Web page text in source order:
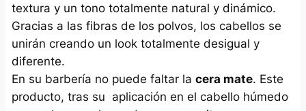
textura y un tono totalmente natural y dinámico.
Gracias a las fibras de los polvos, los cabellos se
unirán creando un look totalmente desigual y
diferente.
En su barbería no puede faltar la cera mate. Este
producto, tras su aplicación en el cabello húmedo